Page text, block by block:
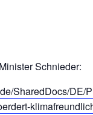
Schnieder:
SharedDocs/DE/